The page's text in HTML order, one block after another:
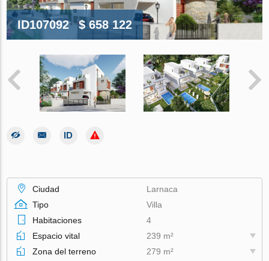
ID107092 $ 658 122
Ciudad
Larnaca
Tipo
Villa
Habitaciones
4
Espacio vital
239 m²
Zona del terreno
279 m²